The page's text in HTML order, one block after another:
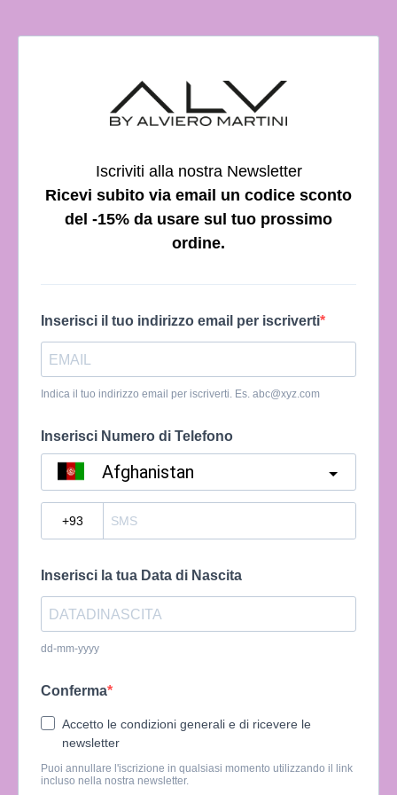
Iscriviti alla nostra Newsletter
Ricevi subito via email un codice sconto
del -15% da usare sul tuo prossimo
ordine.
Inserisci il tuo indirizzo email per iscriverti
Indica il tuo indirizzo email per iscriverti. Es. abc@xyz.com
Inserisci Numero di Telefono
Afghanistan
Inserisci la tua Data di Nascita
dd-mm-yyyy
Conferma
Accetto le condizioni generali e di ricevere le
newsletter
Puoi annullare l'iscrizione in qualsiasi momento utilizzando il link
incluso nella nostra newsletter.